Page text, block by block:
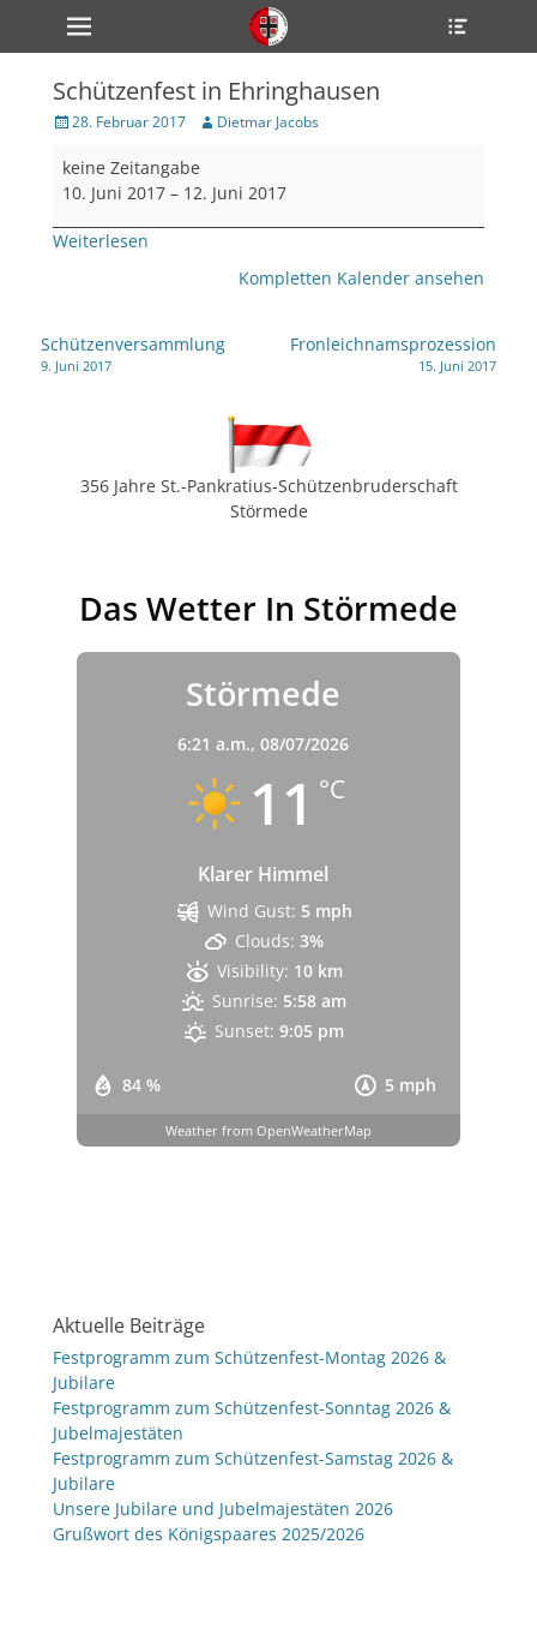
zum
Inhalt
Primärmenü
Schützenfest in Ehringhausen
Veröffentlicht
28. Februar 2017 Author
Dietmar Jacobs
Schützenfest
in
Ehringhausen
keine Zeitangabe
10. Juni 2017 – 12. Juni 2017
Weiterlesen
Kompletten Kalender ansehen
Beitragsnavigation
Schützenversammlung
9. Juni 2017
Fronleichnamsprozession
15. Juni 2017
356 Jahre St.-Pankratius-Schützenbruderschaft
Störmede
Das Wetter In Störmede
Störmede
6:21 a.m., 08/07/2026
11 °C
Klarer Himmel
84 % 5 mph
Wind Gust: 5 mph
Clouds: 3%
Visibility: 10 km
Sunrise: 5:58 am
Sunset: 9:05 pm
Weather from OpenWeatherMap
Aktuelle Beiträge
Festprogramm zum Schützenfest-Montag 2026 &
Jubilare
Festprogramm zum Schützenfest-Sonntag 2026 &
Jubelmajestäten
Festprogramm zum Schützenfest-Samstag 2026 &
Jubilare
Unsere Jubilare und Jubelmajestäten 2026
Grußwort des Königspaares 2025/2026